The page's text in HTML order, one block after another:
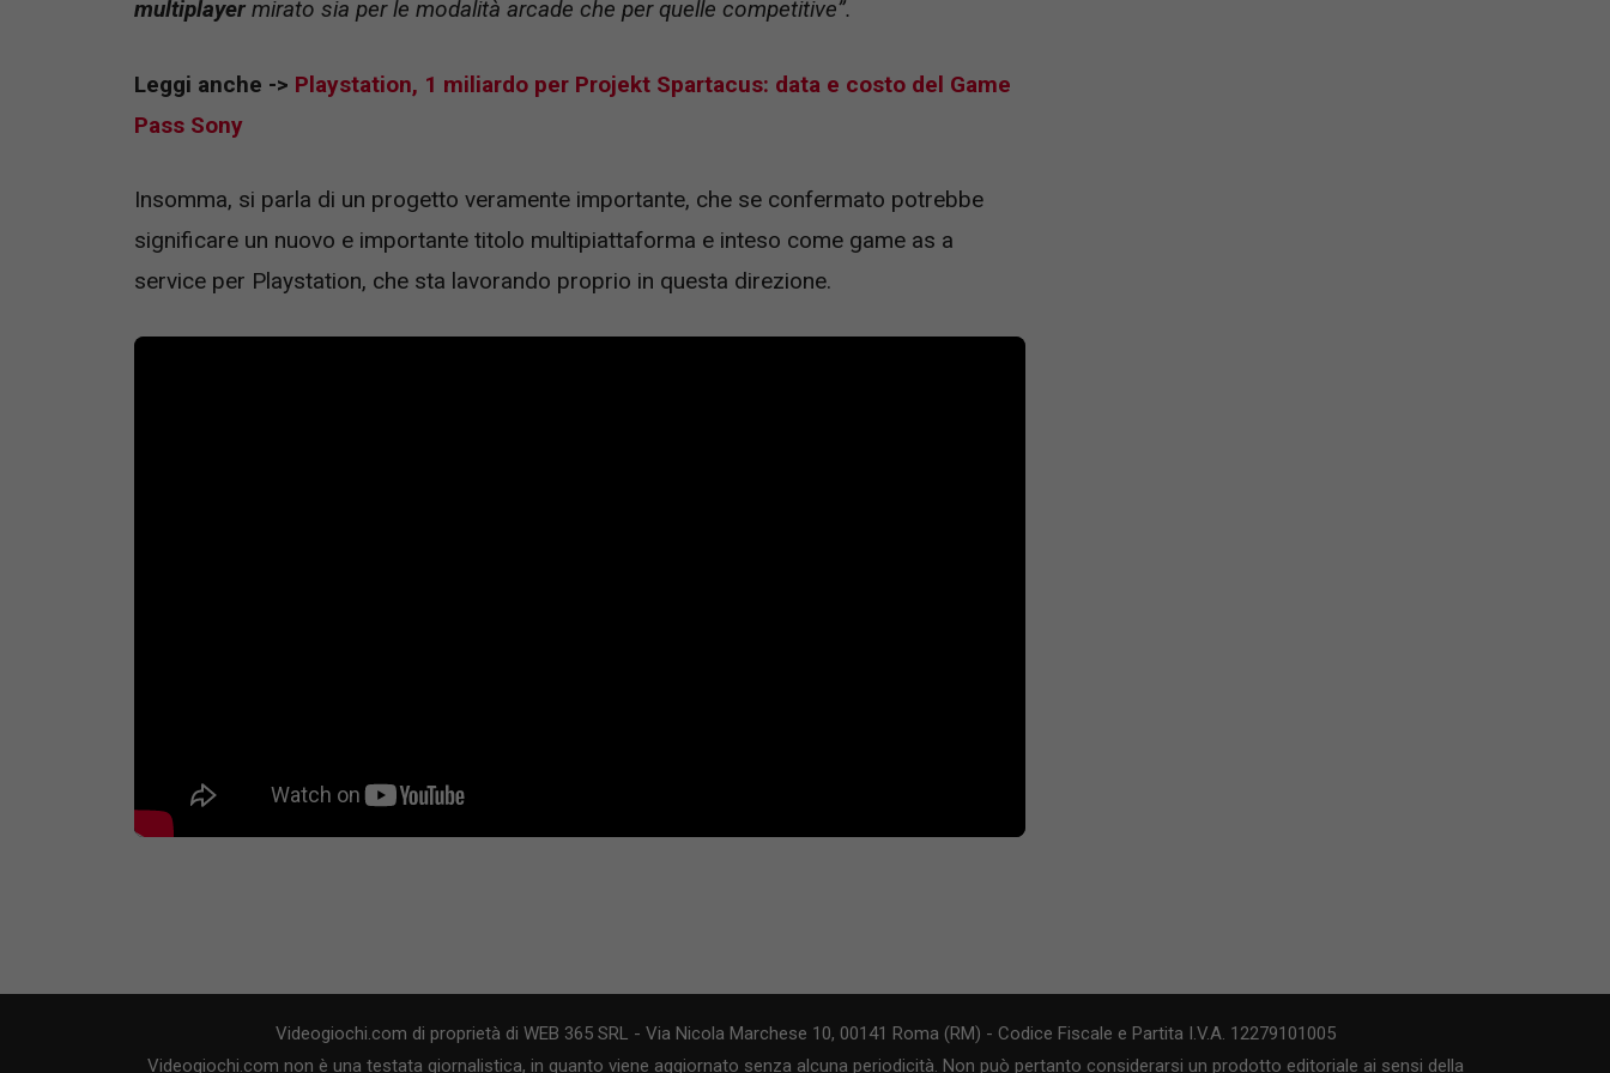
multiplayer mirato sia per le modalità arcade che per quelle competitive”.
Leggi anche -> Playstation, 1 miliardo per Projekt Spartacus: data e costo del Game
Pass Sony
Insomma, si parla di un progetto veramente importante, che se confermato potrebbe
significare un nuovo e importante titolo multipiattaforma e inteso come game as a
service per Playstation, che sta lavorando proprio in questa direzione.
Videogiochi.com di proprietà di WEB 365 SRL - Via Nicola Marchese 10, 00141 Roma (RM) - Codice Fiscale e Partita I.V.A. 12279101005
Videogiochi.com non è una testata giornalistica, in quanto viene aggiornato senza alcuna periodicità. Non può pertanto considerarsi un prodotto editoriale ai sensi della